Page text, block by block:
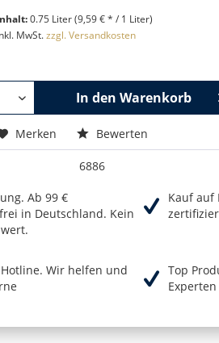
0.75 Liter (9,59 € * / 1 Liter)
MwSt.zzgl. Versandkosten
In den Warenkorb
Merken Bewerten
6886
Ab 99 €
in Deutschland. Kein
Kauf auf
Hotline. Wir helfen und
Top